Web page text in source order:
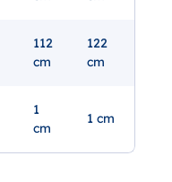
112
cm
122
cm
1
cm
1 cm